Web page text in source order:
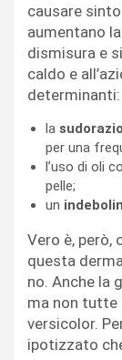
causare
aumentano
dismisura e
caldo e
determinanti:
la
per una
l’uso di oli
pelle;
un
Vero è, però,
questa
no. Anche la
ma non tutte
versicolor.
ipotizzato